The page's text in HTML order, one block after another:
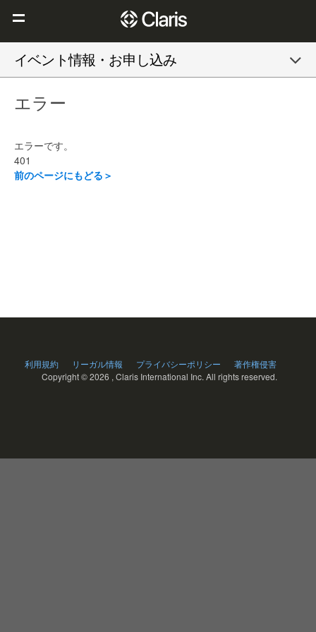
Claris を選ぶ理由
Claris FileMaker
イベント情報・お申し込み
エラー
エラーです。
401
前のページにもどる＞
利用規約 リーガル情報 プライバシーポリシー
著作権侵害
Copyright ©2026 , Claris International Inc. All rights reserved.